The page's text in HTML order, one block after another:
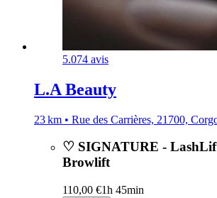
5.074 avis
L.A Beauty
23 km • Rue des Carrières, 21700,
♡ SIGNATURE -
Browlift
110,00 €1h 45min